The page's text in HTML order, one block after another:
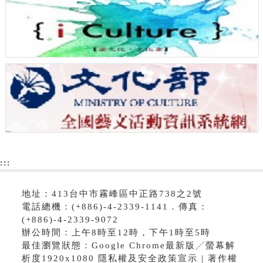
:::
地址：413台中市霧峰區中正路738之2號
電話總機：(+886)-4-2339-1141．傳真：
(+886)-4-2339-9072
辦公時間：上午8時至12時，下午1時至5時
最佳瀏覽狀態：Google Chrome最新版╱螢幕解
析度1920x1080 隱私權及安全政策宣示 | 著作權